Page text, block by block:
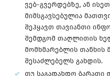
ვებ-გვერდებზე, ან
მიმსგავსებულია
შეჰყავთ თავიანთი
შემდგომ თაღლითის
მომხმარებლის თანხის
შესაძლებელს გახდის.
თუ საგადახდო ბარათი